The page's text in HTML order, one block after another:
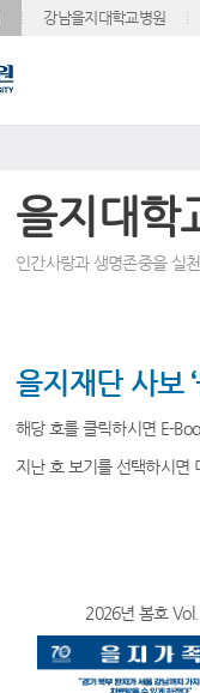
강남을지대학교병원
을지대학
인간사랑과 생명존중을 실
을지재단 사보
해당 호를 클릭하시면 E-
지난 호 보기를 선택하시면
2026년 봄호